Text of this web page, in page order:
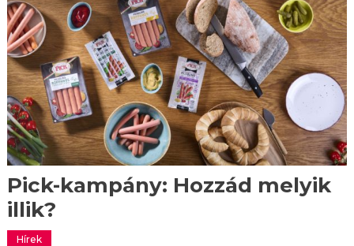
Pick-kampány: Hozzád melyik
illik?
Hírek